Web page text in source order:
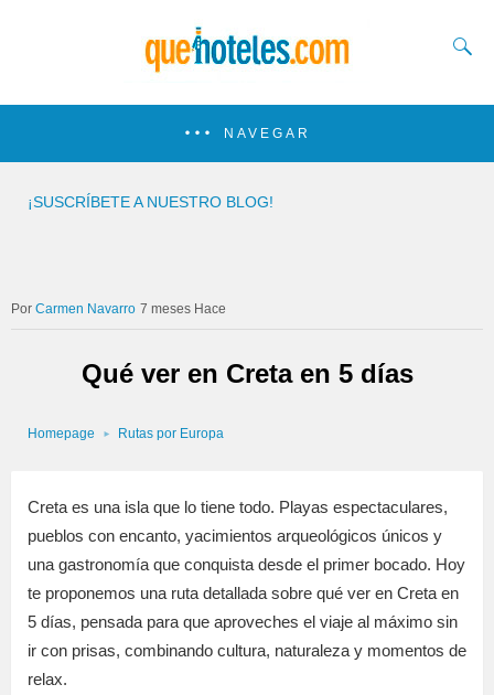
NAVEGAR
¡SUSCRÍBETE A NUESTRO BLOG!
Carmen Navarro 7 meses Hace
Qué ver en Creta en 5 días
Homepage Rutas por Europa
Creta es una isla que lo tiene todo. Playas espectaculares,
pueblos con encanto, yacimientos arqueológicos únicos y
una gastronomía que conquista desde el primer bocado. Hoy
te proponemos una ruta detallada sobre qué ver en Creta en
5 días, pensada para que aproveches el viaje al máximo sin
ir con prisas, combinando cultura, naturaleza y momentos de
relax.